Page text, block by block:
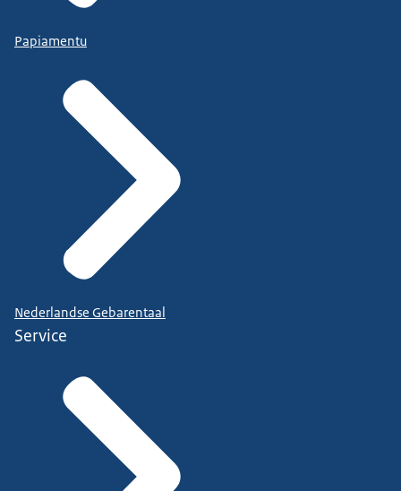
Papiamentu
Nederlandse Gebarentaal
Service